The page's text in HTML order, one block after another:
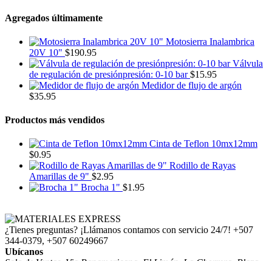
Agregados últimamente
Motosierra Inalambrica
20V 10" $190.95
Válvula
de regulación de presiónpresión: 0-10 bar $15.95
Medidor de flujo de argón
$35.95
Productos más vendidos
Cinta de Teflon 10mx12mm
$0.95
Rodillo de Rayas
Amarillas de 9" $2.95
Brocha 1" $1.95
¿Tienes preguntas? ¡Llámanos contamos con servicio 24/7! +507
344-0379, +507 60249667
Ubícanos